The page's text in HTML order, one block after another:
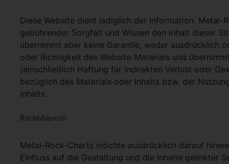
Diese Website dient lediglich der Information. Metal-
gebührender Sorgfalt und Wissen den Inhalt dieser
übernimmt aber keine Garantie, weder ausdrücklich
oder Richtigkeit des Website-Materials und
(einschließlich Haftung für indirekten Verlust oder
bezüglich des Materials oder Inhalts bzw. der
Inhalts.
Rechtshinweis
Metal-Rock-Charts möchte ausdrücklich darauf
Einfluss auf die Gestaltung und die Inhalte gelinkter